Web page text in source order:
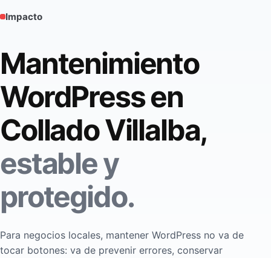
Impacto
Mantenimiento
WordPress en
Collado Villalba,
estable y
protegido.
Para negocios locales, mantener WordPress no va de
tocar botones: va de prevenir errores, conservar